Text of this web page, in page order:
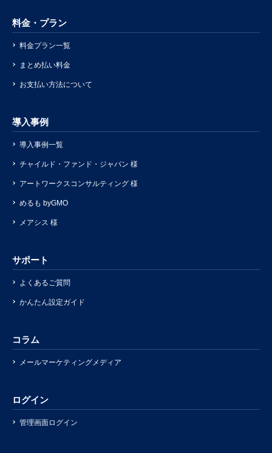
料金・プラン
料金プラン一覧
まとめ払い料金
お支払い方法について
導入事例
導入事例一覧
チャイルド・ファンド・ジャパン 様
アートワークスコンサルティング 様
めるも byGMO
メアシス 様
サポート
よくあるご質問
かんたん設定ガイド
コラム
メールマーケティングメディア
ログイン
管理画面ログイン